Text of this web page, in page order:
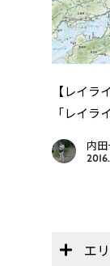
【レイラ
「レイラ
内
エ